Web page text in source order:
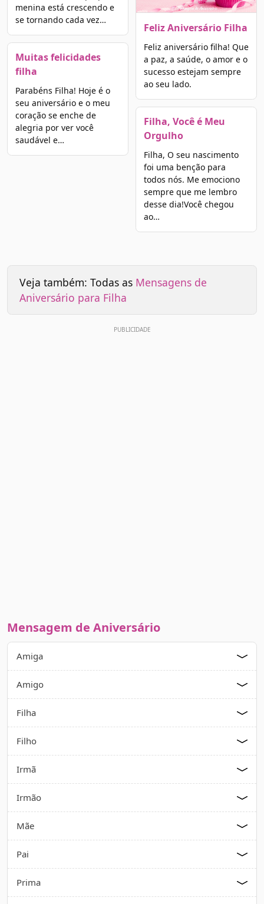
menina está crescendo e
se tornando cada vez…
Muitas felicidades
filha
Parabéns Filha! Hoje é o
seu aniversário e o meu
coração se enche de
alegria por ver você
saudável e…
Feliz Aniversário Filha
Feliz aniversário filha! Que
a paz, a saúde, o amor e o
sucesso estejam sempre
ao seu lado.
Filha, Você é Meu
Orgulho
Filha, O seu nascimento
foi uma benção para
todos nós. Me emociono
sempre que me lembro
desse dia!Você chegou
ao…
Veja também: Todas as Mensagens de
Aniversário para Filha
Mensagem de Aniversário
Amiga
Amigo
Filha
Filho
Irmã
Irmão
Mãe
Pai
Prima